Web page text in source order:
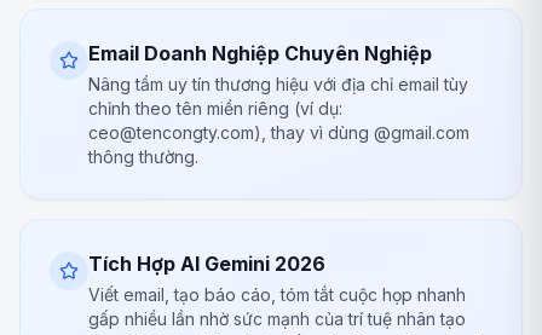
Email Doanh Nghiệp Chuyên Nghiệp
Nâng tầm uy tín thương hiệu với địa chỉ email tùy
chỉnh theo tên miền riêng (ví dụ:
ceo@tencongty.com), thay vì dùng @gmail.com
thông thường.
Tích Hợp AI Gemini 2026
Viết email, tạo báo cáo, tóm tắt cuộc họp nhanh
gấp nhiều lần nhờ sức mạnh của trí tuệ nhân tạo